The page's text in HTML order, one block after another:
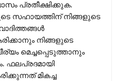
പ്രതീക്ഷിക്കുക.
സഹായത്തിന് നിങ്ങളുടെ
നിങ്ങളുടെ
മെച്ചപ്പെടുത്താനും
ഫലപ്രദമായി
മികച്ച